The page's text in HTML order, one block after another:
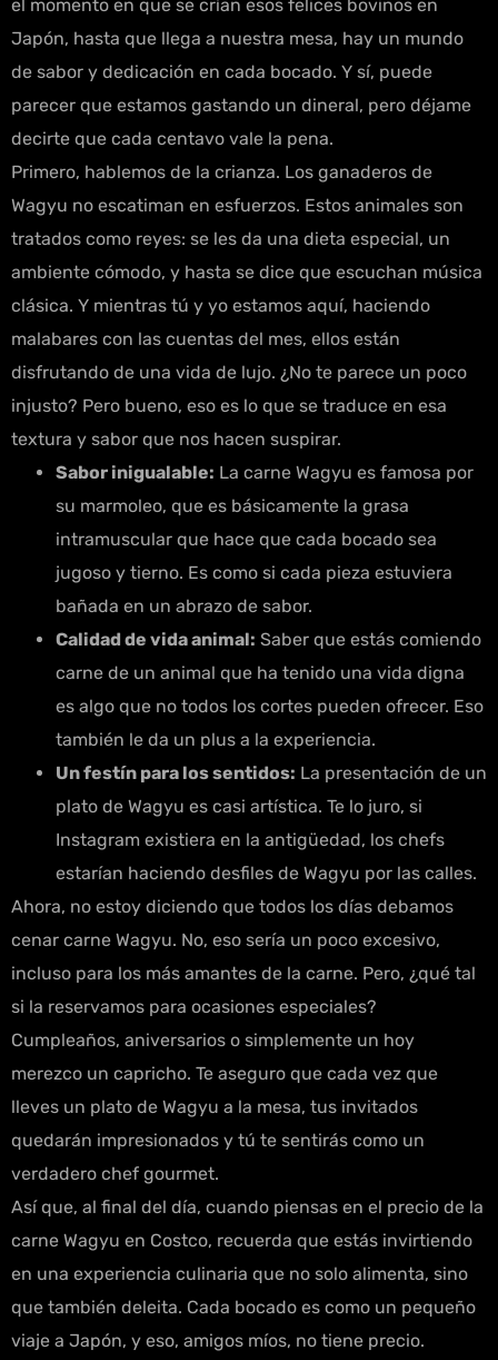
el momento en que se crían esos felices bovinos en
Japón, hasta que llega a nuestra mesa, hay un mundo
de sabor y dedicación en cada bocado. Y sí, puede
parecer que estamos gastando un dineral, pero déjame
decirte que cada centavo vale la pena.
Primero, hablemos de la crianza. Los ganaderos de
Wagyu no escatiman en esfuerzos. Estos animales son
tratados como reyes: se les da una dieta especial, un
ambiente cómodo, y hasta se dice que escuchan música
clásica. Y mientras tú y yo estamos aquí, haciendo
malabares con las cuentas del mes, ellos están
disfrutando de una vida de lujo. ¿No te parece un poco
injusto? Pero bueno, eso es lo que se traduce en esa
textura y sabor que nos hacen suspirar.
Sabor inigualable: La carne Wagyu es famosa por
su marmoleo, que es básicamente la grasa
intramuscular que hace que cada bocado sea
jugoso y tierno. Es como si cada pieza estuviera
bañada en un abrazo de sabor.
Calidad de vida animal: Saber que estás comiendo
carne de un animal que ha tenido una vida digna
es algo que no todos los cortes pueden ofrecer. Eso
también le da un plus a la experiencia.
Un festín para los sentidos: La presentación de un
plato de Wagyu es casi artística. Te lo juro, si
Instagram existiera en la antigüedad, los chefs
estarían haciendo desfiles de Wagyu por las calles.
Ahora, no estoy diciendo que todos los días debamos
cenar carne Wagyu. No, eso sería un poco excesivo,
incluso para los más amantes de la carne. Pero, ¿qué tal
si la reservamos para ocasiones especiales?
Cumpleaños, aniversarios o simplemente un hoy
merezco un capricho. Te aseguro que cada vez que
lleves un plato de Wagyu a la mesa, tus invitados
quedarán impresionados y tú te sentirás como un
verdadero chef gourmet.
Así que, al final del día, cuando piensas en el precio de la
carne Wagyu en Costco, recuerda que estás invirtiendo
en una experiencia culinaria que no solo alimenta, sino
que también deleita. Cada bocado es como un pequeño
viaje a Japón, y eso, amigos míos, no tiene precio.